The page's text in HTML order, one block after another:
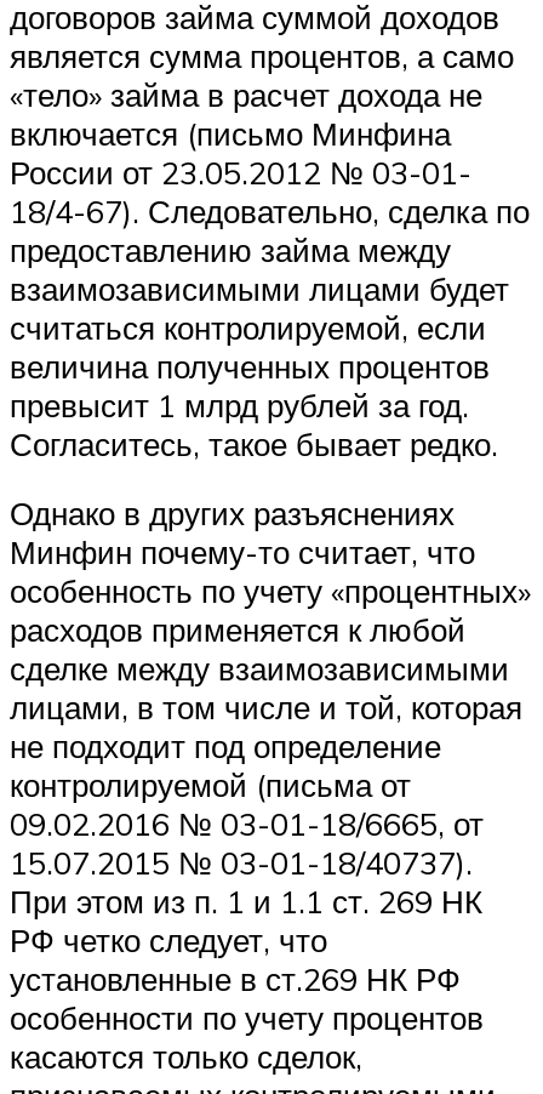
договоров займа суммой доходов
является сумма процентов, а само
«тело» займа в расчет дохода не
включается (письмо Минфина
России от 23.05.2012 № 03-01-
18/4-67). Следовательно, сделка по
предоставлению займа между
взаимозависимыми лицами будет
считаться контролируемой, если
величина полученных процентов
превысит 1 млрд рублей за год.
Согласитесь, такое бывает редко.
Однако в других разъяснениях
Минфин почему-то считает, что
особенность по учету «процентных»
расходов применяется к любой
сделке между взаимозависимыми
лицами, в том числе и той, которая
не подходит под определение
контролируемой (письма от
09.02.2016 № 03-01-18/6665, от
15.07.2015 № 03-01-18/40737).
При этом из п. 1 и 1.1 ст. 269 НК
РФ четко следует, что
установленные в ст.269 НК РФ
особенности по учету процентов
касаются только сделок,